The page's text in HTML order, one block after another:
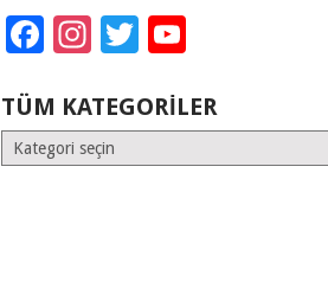
Facebook
Instagram
Twitter
TÜM KATEGORILER
Tüm
Kategoriler